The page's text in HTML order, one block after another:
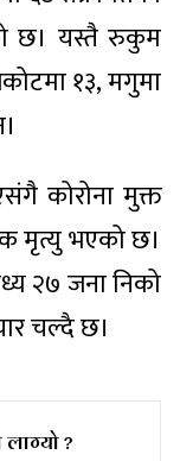
छ। यस्तै रुकुम
१३, मगुमा
कोरोना मुक्त
मृत्यु भएको छ।
२७ जना निको
चल्दै छ।
?